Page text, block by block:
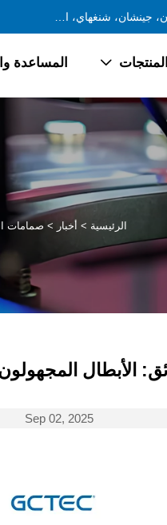
المنتجات  المساعدة
الرئيسية > أخبار > صمامات
الأبطال
Sep 02, 2025